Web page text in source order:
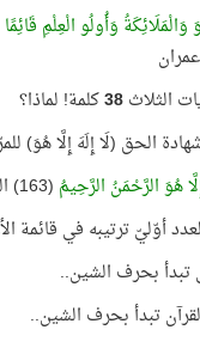
وَالْمَلَائِكَةُ وَأُولُو الْعِلْمِ
الثلاث38كلمة! لماذا؟
الحق (لَا إِلَهَ إِلَّا هُوَ)
هُوَ الرَّحْمَنُ الرَّحِيمُ (163) البقرة
تبدأ بحرف الشين..
تبدأ بحرف الشين..